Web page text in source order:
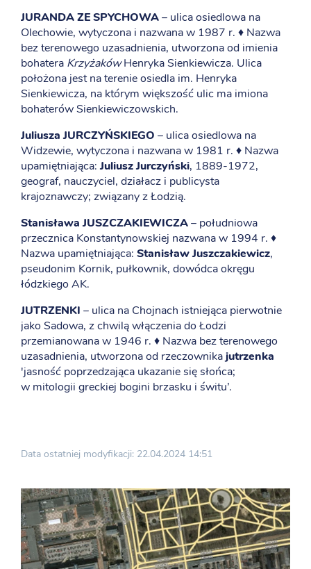
JURANDA ZE SPYCHOWA– ulica osiedlowa na
Olechowie, wytyczona i nazwana w 1987 r. ♦ Nazwa
bez terenowego uzasadnienia, utworzona od imienia
bohatera KrzyżakówHenryka Sienkiewicza. Ulica
położona jest na terenie osiedla im. Henryka
Sienkiewicza, na którym większość ulic ma imiona
bohaterów Sienkiewiczowskich.
Juliusza JURCZYŃSKIEGO – ulica osiedlowa na
Widzewie, wytyczona i nazwana w 1981 r. ♦ Nazwa
upamiętniająca:Juliusz Jurczyński, 1889-1972,
geograf, nauczyciel, działacz i publicysta
krajoznawczy; związany z Łodzią.
Stanisława JUSZCZAKIEWICZA– południowa
przecznica Konstantynowskiej nazwana w 1994 r. ♦
Nazwa upamiętniająca: Stanisław Juszczakiewicz,
pseudonim Kornik, pułkownik, dowódca okręgu
łódzkiego AK.
JUTRZENKI – ulica na Chojnach istniejąca pierwotnie
jako Sadowa, z chwilą włączenia do Łodzi
przemianowana w 1946 r. ♦ Nazwa bez terenowego
uzasadnienia, utworzona od rzeczownikajutrzenka
'jasność poprzedzająca ukazanie się słońca;
w mitologii greckiej bogini brzasku i świtu’.
Data ostatniej modyfikacji: 22.04.2024 14:51